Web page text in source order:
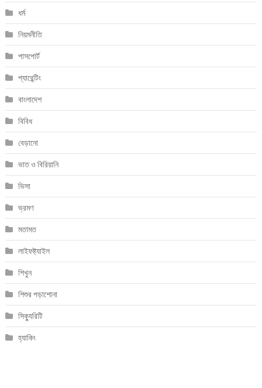
ধর্ম
নিয়মনীতি
পাসপোর্ট
প্যারেন্টিং
বাংলাদেশ
বিবিধ
বেড়ানো
ভাত ও বিরিয়ানি
ভিসা
ভ্রমণ
মতামত
লাইফষ্ট্যাইল
শিখুন
শিশুর পড়াশোনা
সিক্যুরিটি
হ্যাকিং